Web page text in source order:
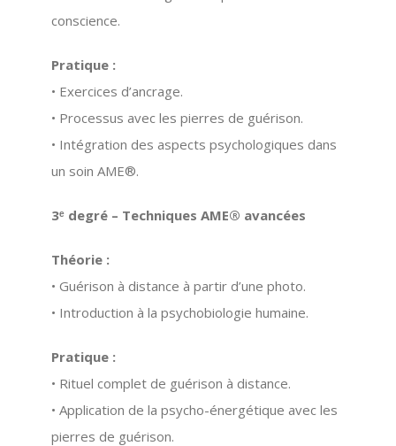
conscience.
Pratique :
• Exercices d’ancrage.
• Processus avec les pierres de guérison.
• Intégration des aspects psychologiques dans
un soin AME®.
3ᵉ degré – Techniques AME® avancées
Théorie :
• Guérison à distance à partir d’une photo.
• Introduction à la psychobiologie humaine.
Pratique :
• Rituel complet de guérison à distance.
• Application de la psycho-énergétique avec les
pierres de guérison.